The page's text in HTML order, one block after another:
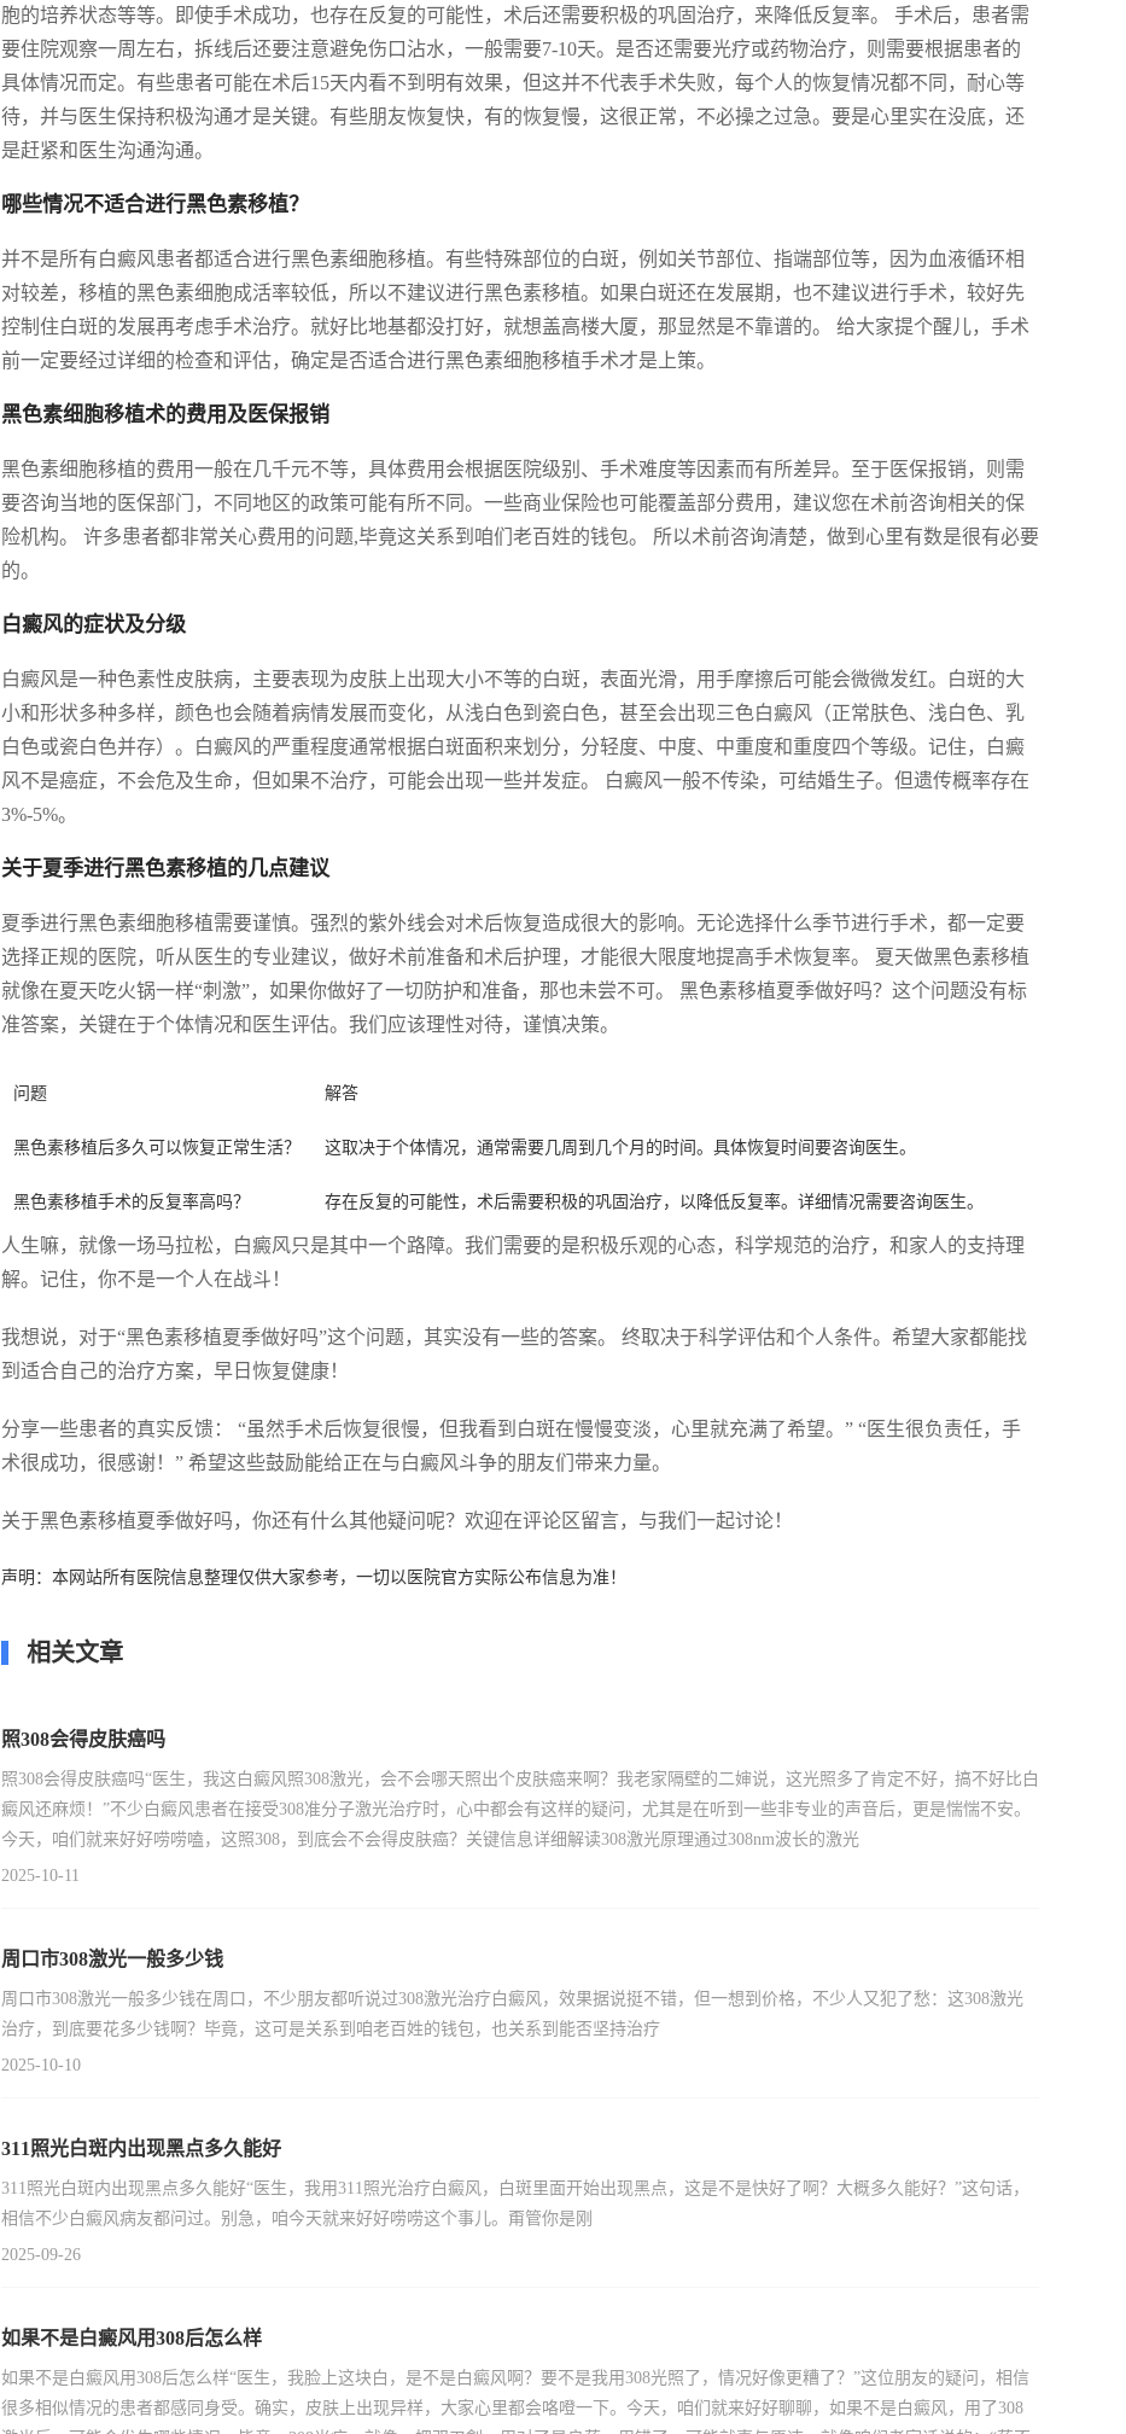
胞的培养状态等等。即使手术成功，也存在反复的可能性，术后还需要积极的巩固治疗，来降低反复率。 手术后，患者需
要住院观察一周左右，拆线后还要注意避免伤口沾水，一般需要7-10天。是否还需要光疗或药物治疗，则需要根据患者的
具体情况而定。有些患者可能在术后15天内看不到明有效果，但这并不代表手术失败，每个人的恢复情况都不同，耐心等
待，并与医生保持积极沟通才是关键。有些朋友恢复快，有的恢复慢，这很正常，不必操之过急。要是心里实在没底，还
是赶紧和医生沟通沟通。
哪些情况不适合进行黑色素移植？
并不是所有白癜风患者都适合进行黑色素细胞移植。有些特殊部位的白斑，例如关节部位、指端部位等，因为血液循环相
对较差，移植的黑色素细胞成活率较低，所以不建议进行黑色素移植。如果白斑还在发展期，也不建议进行手术，较好先
控制住白斑的发展再考虑手术治疗。就好比地基都没打好，就想盖高楼大厦，那显然是不靠谱的。 给大家提个醒儿，手术
前一定要经过详细的检查和评估，确定是否适合进行黑色素细胞移植手术才是上策。
黑色素细胞移植术的费用及医保报销
黑色素细胞移植的费用一般在几千元不等，具体费用会根据医院级别、手术难度等因素而有所差异。至于医保报销，则需
要咨询当地的医保部门，不同地区的政策可能有所不同。一些商业保险也可能覆盖部分费用，建议您在术前咨询相关的保
险机构。 许多患者都非常关心费用的问题,毕竟这关系到咱们老百姓的钱包。 所以术前咨询清楚，做到心里有数是很有必要
的。
白癜风的症状及分级
白癜风是一种色素性皮肤病，主要表现为皮肤上出现大小不等的白斑，表面光滑，用手摩擦后可能会微微发红。白斑的大
小和形状多种多样，颜色也会随着病情发展而变化，从浅白色到瓷白色，甚至会出现三色白癜风（正常肤色、浅白色、乳
白色或瓷白色并存）。白癜风的严重程度通常根据白斑面积来划分，分轻度、中度、中重度和重度四个等级。记住，白癜
风不是癌症，不会危及生命，但如果不治疗，可能会出现一些并发症。 白癜风一般不传染，可结婚生子。但遗传概率存在
3%-5%。
关于夏季进行黑色素移植的几点建议
夏季进行黑色素细胞移植需要谨慎。强烈的紫外线会对术后恢复造成很大的影响。无论选择什么季节进行手术，都一定要
选择正规的医院，听从医生的专业建议，做好术前准备和术后护理，才能很大限度地提高手术恢复率。 夏天做黑色素移植
就像在夏天吃火锅一样“刺激”，如果你做好了一切防护和准备，那也未尝不可。 黑色素移植夏季做好吗？这个问题没有标
准答案，关键在于个体情况和医生评估。我们应该理性对待，谨慎决策。
问题 解答
黑色素移植后多久可以恢复正常生活？ 这取决于个体情况，通常需要几周到几个月的时间。具体恢复时间要咨询医生。
黑色素移植手术的反复率高吗？ 存在反复的可能性，术后需要积极的巩固治疗，以降低反复率。详细情况需要咨询医生。
人生嘛，就像一场马拉松，白癜风只是其中一个路障。我们需要的是积极乐观的心态，科学规范的治疗，和家人的支持理
解。记住，你不是一个人在战斗！
我想说，对于“黑色素移植夏季做好吗”这个问题，其实没有一些的答案。 终取决于科学评估和个人条件。希望大家都能找
到适合自己的治疗方案，早日恢复健康！
分享一些患者的真实反馈： “虽然手术后恢复很慢，但我看到白斑在慢慢变淡，心里就充满了希望。” “医生很负责任，手
术很成功，很感谢！” 希望这些鼓励能给正在与白癜风斗争的朋友们带来力量。
关于黑色素移植夏季做好吗，你还有什么其他疑问呢？欢迎在评论区留言，与我们一起讨论！
声明：本网站所有医院信息整理仅供大家参考，一切以医院官方实际公布信息为准！
相关文章
照308会得皮肤癌吗
照308会得皮肤癌吗“医生，我这白癜风照308激光，会不会哪天照出个皮肤癌来啊？我老家隔壁的二婶说，这光照多了肯定不好，搞不好比白
癜风还麻烦！”不少白癜风患者在接受308准分子激光治疗时，心中都会有这样的疑问，尤其是在听到一些非专业的声音后，更是惴惴不安。
今天，咱们就来好好唠唠嗑，这照308，到底会不会得皮肤癌？关键信息详细解读308激光原理通过308nm波长的激光
2025-10-11
周口市308激光一般多少钱
周口市308激光一般多少钱在周口，不少朋友都听说过308激光治疗白癜风，效果据说挺不错，但一想到价格，不少人又犯了愁：这308激光
治疗，到底要花多少钱啊？毕竟，这可是关系到咱老百姓的钱包，也关系到能否坚持治疗
2025-10-10
311照光白斑内出现黑点多久能好
311照光白斑内出现黑点多久能好“医生，我用311照光治疗白癜风，白斑里面开始出现黑点，这是不是快好了啊？大概多久能好？”这句话，
相信不少白癜风病友都问过。别急，咱今天就来好好唠唠这个事儿。甭管你是刚
2025-09-26
如果不是白癜风用308后怎么样
如果不是白癜风用308后怎么样“医生，我脸上这块白，是不是白癜风啊？要不是我用308光照了，情况好像更糟了？”这位朋友的疑问，相信
很多相似情况的患者都感同身受。确实，皮肤上出现异样，大家心里都会咯噔一下。今天，咱们就来好好聊聊，如果不是白癜风，用了308